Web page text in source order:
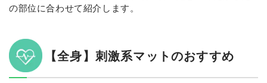
の部位に合わせて紹介します。
【全身】刺激系マットのおすすめ